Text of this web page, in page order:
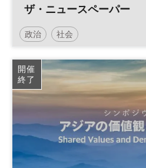
ザ・ニュースペーパー
～演じる新聞、観る新聞～
政治 社会
開催
終了